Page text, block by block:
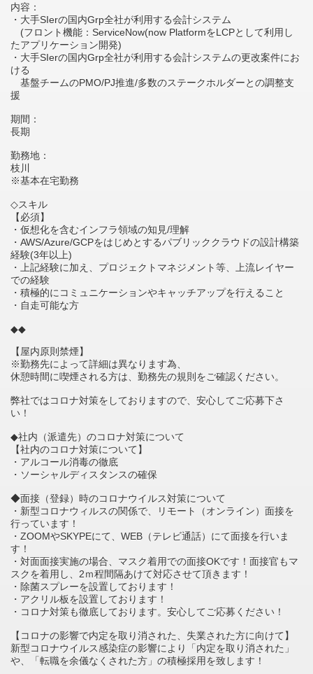
内容：
・大手SIerの国内Grp全社が利用する会計システム
(フロント機能：ServiceNow(now PlatformをLCPとして利用し
たアプリケーション開発)
・大手SIerの国内Grp全社が利用する会計システムの更改案件にお
ける
基盤チームのPMO/PJ推進/多数のステークホルダーとの調整支
援
期間：
長期
勤務地：
枝川
※基本在宅勤務
◇スキル
【必須】
・仮想化を含むインフラ領域の知見/理解
・AWS/Azure/GCPをはじめとするパブリッククラウドの設計構築
経験(3年以上)
・上記経験に加え、プロジェクトマネジメント等、上流レイヤー
での経験
・積極的にコミュニケーションやキャッチアップを行えること
・自走可能な方
◆◆
【屋内原則禁煙】
※勤務先によって詳細は異なります為、
休憩時間に喫煙される方は、勤務先の規則をご確認ください。
弊社ではコロナ対策をしておりますので、安心してご応募下さ
い！
◆社内（派遣先）のコロナ対策について
【社内のコロナ対策について】
・アルコール消毒の徹底
・ソーシャルディスタンスの確保
◆面接（登録）時のコロナウイルス対策について
・新型コロナウィルスの関係で、リモート（オンライン）面接を
行っています！
・ZOOMやSKYPEにて、WEB（テレビ通話）にて面接を行いま
す！
・対面面接実施の場合、マスク着用での面接OKです！面接官もマ
スクを着用し、2ｍ程間隔あけて対応させて頂きます！
・除菌スプレーを設置しております！
・アクリル板を設置しております！
・コロナ対策も徹底しております。安心してご応募ください！
【コロナの影響で内定を取り消された、失業された方に向けて】
新型コロナウイルス感染症の影響により「内定を取り消された」
や、「転職を余儀なくされた方」の積極採用を致します！